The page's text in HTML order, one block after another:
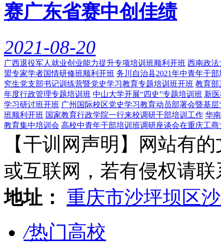
赛广东省赛中创佳绩
2021-08-20
广西退役军人就业创业能力提升专项培训班顺利开班 西南政法
盟专家学者国情研修班顺利开班 务川自治县2021年中青年干
究生党支部书记训练营暨党史学习教育专题培训班开班 教育部
年度行政管理专题培训班 中山大学开展“四史”专题培训班 新
学习研讨班开班 广州国际校区党史学习教育动员部署会暨基
班顺利开班 国家教育行政学院一行来校调研干部培训工作 华
教育集中培训会 高校中青年干部培训班调研座谈会在重庆工商
【干训网声明】网站有
或互联网，若有侵权请联
地址：
重庆市沙坪坝区
/热门高校